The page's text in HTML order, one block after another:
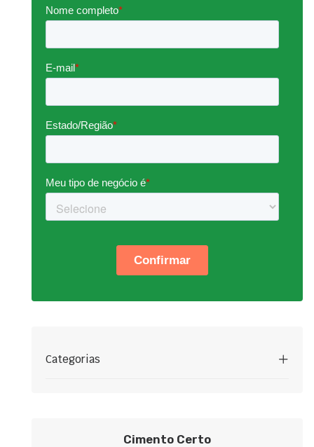
Categorias
Cimento Certo